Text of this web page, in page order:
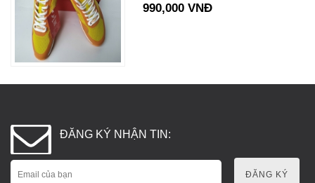
990,000 VNĐ
ĐĂNG KÝ NHẬN TIN:
ĐĂNG KÝ